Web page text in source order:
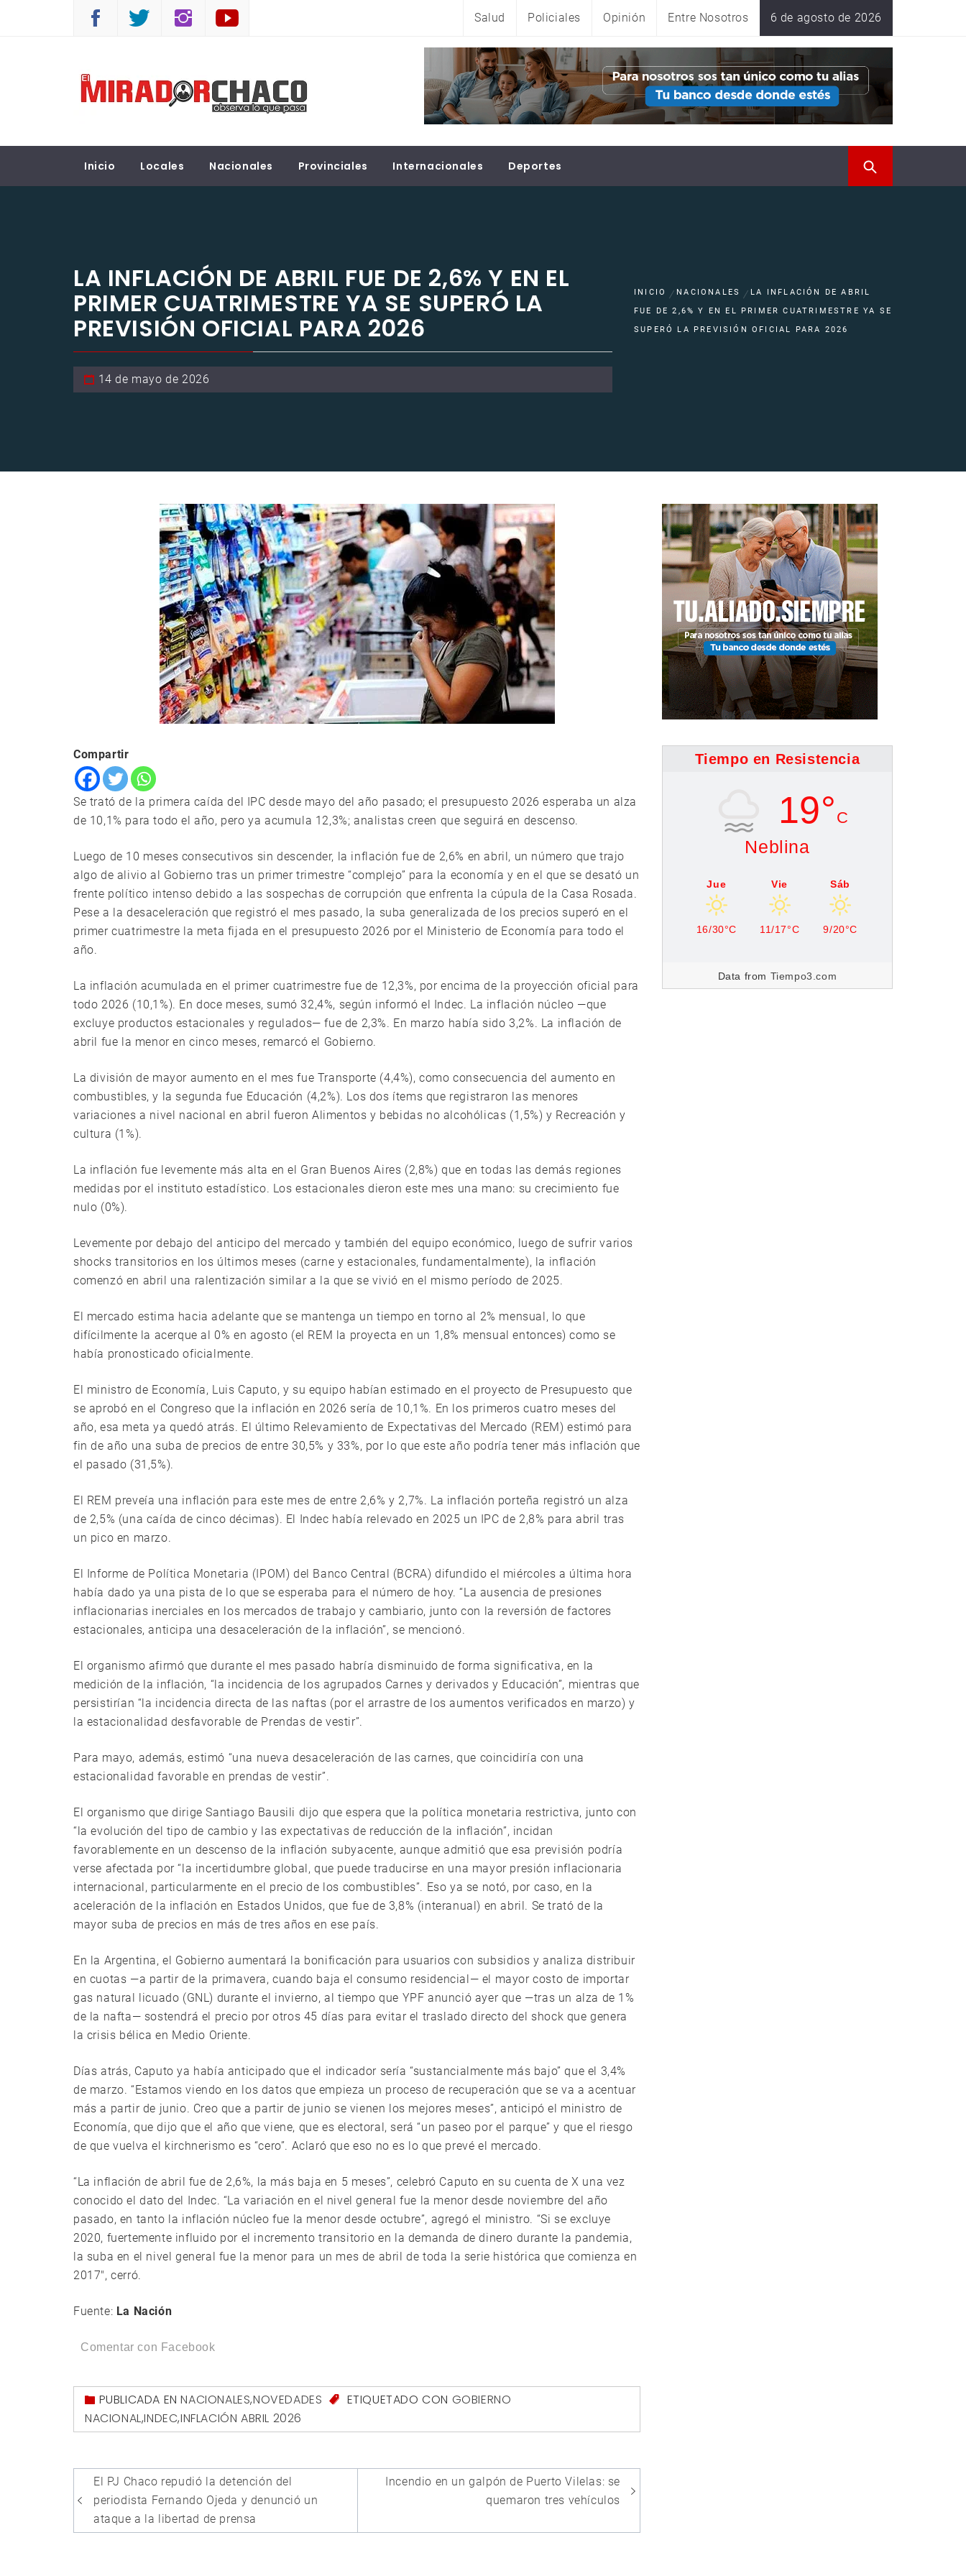
Salud Policiales Opinión Entre Nosotros 6 de agosto de 2026
EL MIRADOR CHACO
Inicio Locales Nacionales Provinciales Internacionales Deportes
LA INFLACIÓN DE ABRIL FUE DE 2,6% Y EN EL
PRIMER CUATRIMESTRE YA SE SUPERÓ LA
PREVISIÓN OFICIAL PARA 2026
14 de mayo de 2026
INICIO NACIONALES
LA INFLACIÓN DE ABRIL
FUE DE 2,6% Y EN EL PRIMER CUATRIMESTRE YA SE
SUPERÓ LA PREVISIÓN OFICIAL PARA 2026
Compartir
Se trató de la primera caída del IPC desde mayo del año pasado; el presupuesto 2026 esperaba un alza
de 10,1% para todo el año, pero ya acumula 12,3%; analistas creen que seguirá en descenso.
Luego de 10 meses consecutivos sin descender, la inflación fue de 2,6% en abril, un número que trajo
algo de alivio al Gobierno tras un primer trimestre “complejo” para la economía y en el que se desató un
frente político intenso debido a las sospechas de corrupción que enfrenta la cúpula de la Casa Rosada.
Pese a la desaceleración que registró el mes pasado, la suba generalizada de los precios superó en el
primer cuatrimestre la meta fijada en el presupuesto 2026 por el Ministerio de Economía para todo el
año.
La inflación acumulada en el primer cuatrimestre fue de 12,3%, por encima de la proyección oficial para
todo 2026 (10,1%). En doce meses, sumó 32,4%, según informó el Indec. La inflación núcleo —que
excluye productos estacionales y regulados— fue de 2,3%. En marzo había sido 3,2%. La inflación de
abril fue la menor en cinco meses, remarcó el Gobierno.
La división de mayor aumento en el mes fue Transporte (4,4%), como consecuencia del aumento en
combustibles, y la segunda fue Educación (4,2%). Los dos ítems que registraron las menores
variaciones a nivel nacional en abril fueron Alimentos y bebidas no alcohólicas (1,5%) y Recreación y
cultura (1%).
La inflación fue levemente más alta en el Gran Buenos Aires (2,8%) que en todas las demás regiones
medidas por el instituto estadístico. Los estacionales dieron este mes una mano: su crecimiento fue
nulo (0%).
Levemente por debajo del anticipo del mercado y también del equipo económico, luego de sufrir varios
shocks transitorios en los últimos meses (carne y estacionales, fundamentalmente), la inflación
comenzó en abril una ralentización similar a la que se vivió en el mismo período de 2025.
El mercado estima hacia adelante que se mantenga un tiempo en torno al 2% mensual, lo que
difícilmente la acerque al 0% en agosto (el REM la proyecta en un 1,8% mensual entonces) como se
había pronosticado oficialmente.
El ministro de Economía, Luis Caputo, y su equipo habían estimado en el proyecto de Presupuesto que
se aprobó en el Congreso que la inflación en 2026 sería de 10,1%. En los primeros cuatro meses del
año, esa meta ya quedó atrás. El último Relevamiento de Expectativas del Mercado (REM) estimó para
fin de año una suba de precios de entre 30,5% y 33%, por lo que este año podría tener más inflación que
el pasado (31,5%).
El REM preveía una inflación para este mes de entre 2,6% y 2,7%. La inflación porteña registró un alza
de 2,5% (una caída de cinco décimas). El Indec había relevado en 2025 un IPC de 2,8% para abril tras
un pico en marzo.
El Informe de Política Monetaria (IPOM) del Banco Central (BCRA) difundido el miércoles a última hora
había dado ya una pista de lo que se esperaba para el número de hoy. “La ausencia de presiones
inflacionarias inerciales en los mercados de trabajo y cambiario, junto con la reversión de factores
estacionales, anticipa una desaceleración de la inflación”, se mencionó.
El organismo afirmó que durante el mes pasado habría disminuido de forma significativa, en la
medición de la inflación, “la incidencia de los agrupados Carnes y derivados y Educación”, mientras que
persistirían “la incidencia directa de las naftas (por el arrastre de los aumentos verificados en marzo) y
la estacionalidad desfavorable de Prendas de vestir”.
Para mayo, además, estimó “una nueva desaceleración de las carnes, que coincidiría con una
estacionalidad favorable en prendas de vestir”.
El organismo que dirige Santiago Bausili dijo que espera que la política monetaria restrictiva, junto con
“la evolución del tipo de cambio y las expectativas de reducción de la inflación”, incidan
favorablemente en un descenso de la inflación subyacente, aunque admitió que esa previsión podría
verse afectada por “la incertidumbre global, que puede traducirse en una mayor presión inflacionaria
internacional, particularmente en el precio de los combustibles”. Eso ya se notó, por caso, en la
aceleración de la inflación en Estados Unidos, que fue de 3,8% (interanual) en abril. Se trató de la
mayor suba de precios en más de tres años en ese país.
En la Argentina, el Gobierno aumentará la bonificación para usuarios con subsidios y analiza distribuir
en cuotas —a partir de la primavera, cuando baja el consumo residencial— el mayor costo de importar
gas natural licuado (GNL) durante el invierno, al tiempo que YPF anunció ayer que —tras un alza de 1%
de la nafta— sostendrá el precio por otros 45 días para evitar el traslado directo del shock que genera
la crisis bélica en Medio Oriente.
Días atrás, Caputo ya había anticipado que el indicador sería “sustancialmente más bajo” que el 3,4%
de marzo. “Estamos viendo en los datos que empieza un proceso de recuperación que se va a acentuar
más a partir de junio. Creo que a partir de junio se vienen los mejores meses”, anticipó el ministro de
Economía, que dijo que el año que viene, que es electoral, será “un paseo por el parque” y que el riesgo
de que vuelva el kirchnerismo es “cero”. Aclaró que eso no es lo que prevé el mercado.
“La inflación de abril fue de 2,6%, la más baja en 5 meses”, celebró Caputo en su cuenta de X una vez
conocido el dato del Indec. “La variación en el nivel general fue la menor desde noviembre del año
pasado, en tanto la inflación núcleo fue la menor desde octubre”, agregó el ministro. “Si se excluye
2020, fuertemente influido por el incremento transitorio en la demanda de dinero durante la pandemia,
la suba en el nivel general fue la menor para un mes de abril de toda la serie histórica que comienza en
2017″, cerró.
Fuente: La Nación
Comentar con Facebook
PUBLICADA ENNACIONALES,NOVEDADES ETIQUETADO CON GOBIERNO
NACIONAL,INDEC,INFLACIÓN ABRIL 2026
Navegación
de
entradas
El PJ Chaco repudió la detención del
periodista Fernando Ojeda y denunció un
ataque a la libertad de prensa
Incendio en un galpón de Puerto Vilelas: se
quemaron tres vehículos
Tiempo en Resistencia
19° C
Neblina
Jue
16/30°C
Vie
11/17°C
Sáb
9/20°C
Data from Tiempo3.com